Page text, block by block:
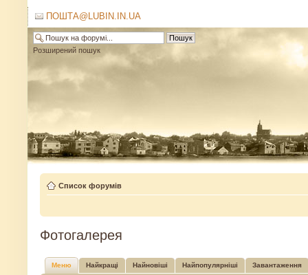
ПОШТА@LUBIN.IN.UA
Розширений пошук
Список форумів
Фотогалерея
Меню Найкращі Найновіші Найпопулярніші Завантаження